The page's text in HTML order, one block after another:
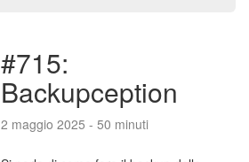
#715:
Backupception
2 maggio 2025 - 50 minuti